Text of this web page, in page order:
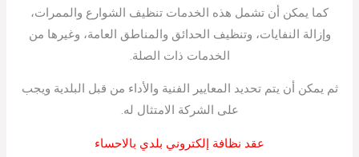
كما يمكن أن تشمل هذه الخدمات تنظيف الشوارع والممرات،
وإزالة النفايات، وتنظيف الحدائق والمناطق العامة، وغيرها من
الخدمات ذات الصلة.
ثم يمكن أن يتم تحديد المعايير الفنية والأداء من قبل البلدية ويجب
على الشركة الامتثال له.
عقد نظافة إلكتروني بلدي بالاحساء